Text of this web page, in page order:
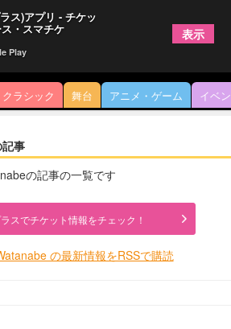
クラシック 舞台 アニメ・ゲーム イベ
事
の記事の一覧です
スでチケット情報をチェック！
の最新情報をRSSで購読
ス)アプリ - チケッ
・スマチケ
Play
表示